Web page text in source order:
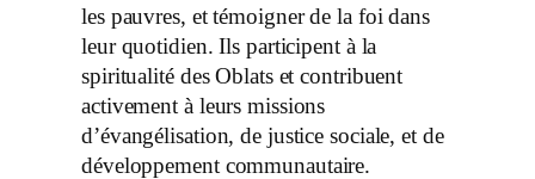
les pauvres, et témoigner de la foi dans
leur quotidien. Ils participent à la
spiritualité des Oblats et contribuent
activement à leurs missions
d’évangélisation, de justice sociale, et de
développement communautaire.